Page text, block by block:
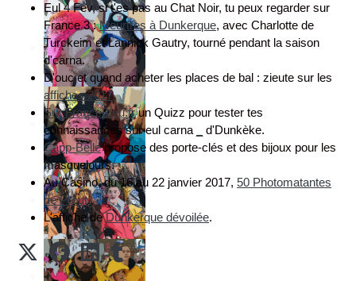
Eul 4 Fev, si t'es pas au Chat Noir, tu peux regarder sur
France 3 :Meurtres à Dunkerque, avec Charlotte de
Turckeim et Lannick Gautry, tourné pendant la saison
d'carna.
D'ouc et quand acheter les places de bal : zieute sur les
affiches 2017.
Sur FranceBleu.frun Quizz pour tester tes
connaissances sur eul carna
d'Dunkèke.
Capp-Bellepropose des porte-clés et des bijoux pour les
masquelours.
Au Casino, du 16 au 22 janvier 2017, 50 Photomatantes
de Prout.
L'affiche deDunkerque dévoilée.